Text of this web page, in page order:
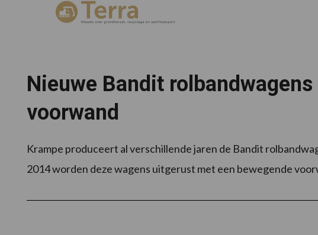
Nieuwe Bandit
voorwand
Krampe produceert al verschillende jaren de Bandit
2014 worden deze wagens uitgerust met een bewegende